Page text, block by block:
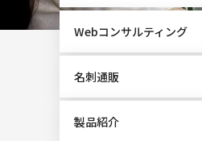
Webコンサルティング
名刺通販
製品紹介